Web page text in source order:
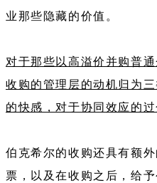
业那些隐藏的价值。
对于那些以高溢价并购普
收购的管理层的动机归为
的快感，对于协同效应的过
伯克希尔的收购还具有额
票，以及在收购之后，给